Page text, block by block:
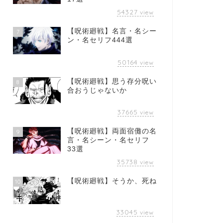
54327 view
7
【呪術廻戦】名言・名シー
ン・名セリフ444選
50164 view
8
【呪術廻戦】思う存分呪い
合おうじゃないか
37665 view
9
【呪術廻戦】両面宿儺の名
言・名シーン・名セリフ
33選
35738 view
10 【呪術廻戦】そうか、死ね
33045 view